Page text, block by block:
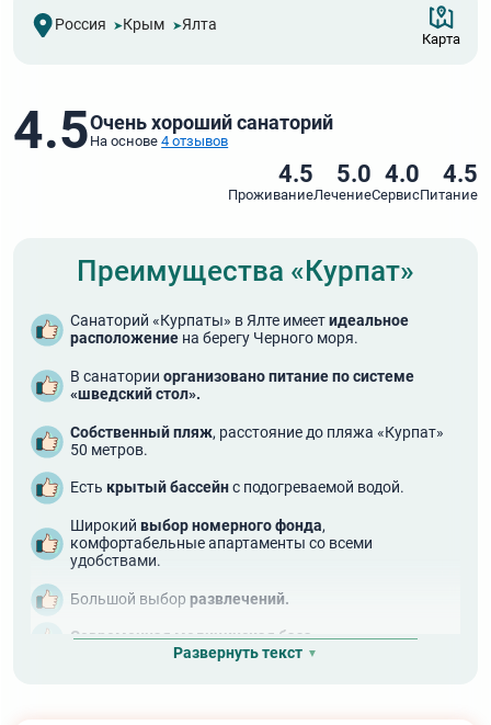
Россия Крым Ялта
Карта
4.5Очень хороший санаторий
На основе4 отзывов
4.5
Проживание
5.0
Лечение
4.0
Сервис
4.5
Питание
Преимущества «Курпат»
Санаторий «Курпаты» в Ялте имеетидеальное
расположение на берегу Черного моря.
В санаторииорганизовано питание по системе
«шведский стол».
Собственный пляж, расстояние до пляжа «Курпат»
50 метров.
Естькрытый бассейнс подогреваемой водой.
Широкийвыбор номерного фонда,
комфортабельные апартаменты со всеми
удобствами.
Большой выборразвлечений.
Современная медицинская база.
Развернуть текст